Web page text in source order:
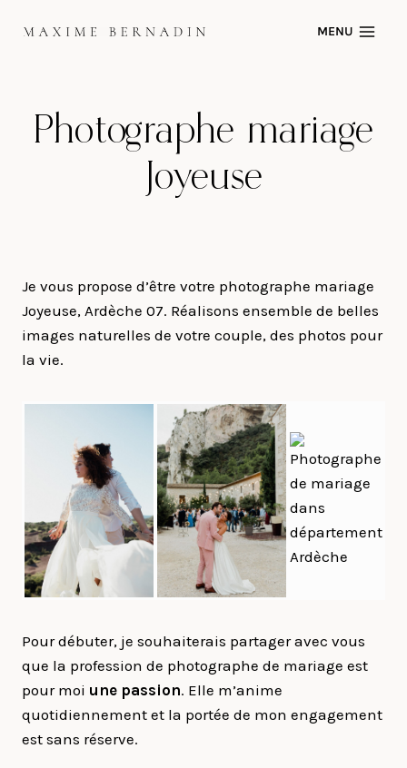
MENU
Photographe mariage
Joyeuse
Je vous propose d’être votre photographe mariage
Joyeuse, Ardèche 07. Réalisons ensemble de belles
images naturelles de votre couple, des photos pour
la vie.
Pour débuter, je souhaiterais partager avec vous
que la profession de photographe de mariage est
pour moi une passion. Elle m’anime
quotidiennement et la portée de mon engagement
est sans réserve.